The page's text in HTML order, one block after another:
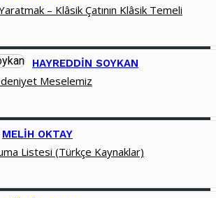
– Klâsik Çatının Klâsik Temeli
HAYREDDIN SOYKAN
Meselemiz
MELIH OKTAY
Listesi (Türkçe Kaynaklar)